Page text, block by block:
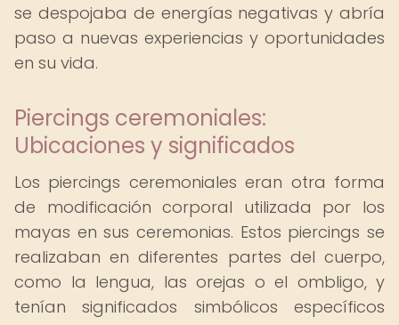
se despojaba de energías negativas y abría
paso a nuevas experiencias y oportunidades
en su vida.
Piercings ceremoniales:
Ubicaciones y significados
Los piercings ceremoniales eran otra forma
de modificación corporal utilizada por los
mayas en sus ceremonias. Estos piercings se
realizaban en diferentes partes del cuerpo,
como la lengua, las orejas o el ombligo, y
tenían significados simbólicos específicos